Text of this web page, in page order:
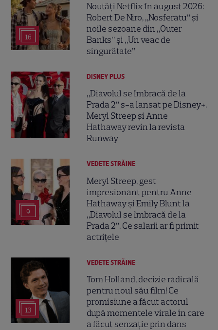
16
Noutăți Netflix în august 2026:
Robert De Niro, „Nosferatu” și
noile sezoane din „Outer
Banks” și „Un veac de
singurătate”
DISNEY PLUS
„Diavolul se îmbracă de la
Prada 2” s-a lansat pe Disney+.
Meryl Streep și Anne
Hathaway revin la revista
Runway
9
VEDETE STRĂINE
Meryl Streep, gest
impresionant pentru Anne
Hathaway și Emily Blunt la
„Diavolul se îmbracă de la
Prada 2”. Ce salarii ar fi primit
actrițele
13
VEDETE STRĂINE
Tom Holland, decizie radicală
pentru noul său film! Ce
promisiune a făcut actorul
după momentele virale în care
a făcut senzație prin dans